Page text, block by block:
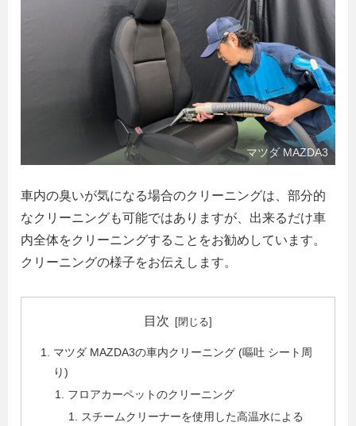
マツダ MAZDA3
車内の臭いが気になる場合のクリーニングは、部分的
なクリーニングも可能ではありますが、出来るだけ車
内全体をクリーニングすることをお勧めしています。
クリーニングの様子をお伝えします。
目次
マツダ MAZDA3の車内クリーニング (嘔吐 シート周
り)
フロアカーペットのクリーニング
スチームクリーナーを使用した高温水による